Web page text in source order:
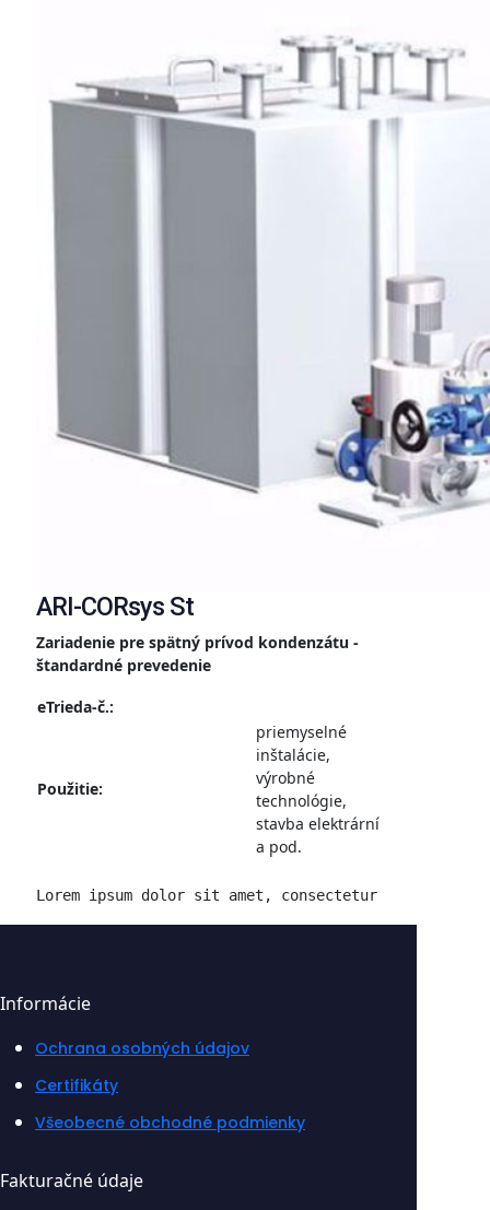
ARI-CORsys St
Zariadenie pre spätný prívod kondenzátu -
štandardné prevedenie
eTrieda-č.:
Použitie:
priemyselné
inštalácie,
výrobné
technológie,
stavba elektrární
a pod.
Lorem ipsum dolor sit amet, consectetur
Informácie
Ochrana osobných údajov
Certifikáty
Všeobecné obchodné podmienky
Fakturačné údaje